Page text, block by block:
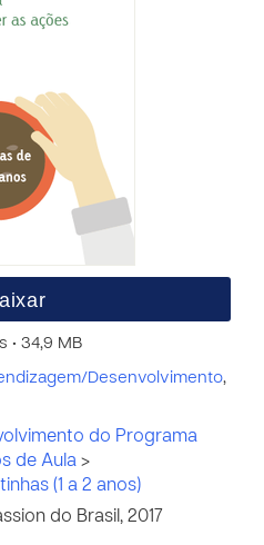
• 34,9 MB
Desenvolvimento,
do Programa
de Aula >
(1 a 2 anos)
do Brasil, 2017